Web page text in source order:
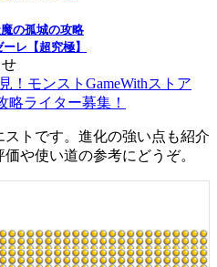
の孤城の攻略
ーレ【超究極】
！モンストGameWithストア
略ライター募集！
トです。進化の強い点も紹介
や使い道の参考にどうぞ。